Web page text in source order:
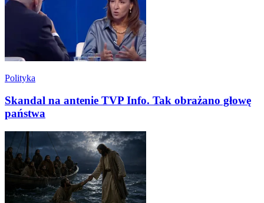
Polityka
Skandal na antenie TVP Info. Tak obrażano głowę
państwa